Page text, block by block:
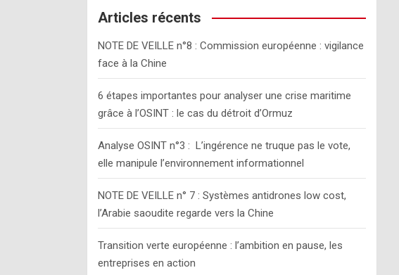
c
Articles récents
NOTE DE VEILLE n°8 : Commission européenne : vigilance
face à la Chine
6 étapes importantes pour analyser une crise maritime
grâce à l’OSINT : le cas du détroit d’Ormuz
Analyse OSINT n°3 : L’ingérence ne truque pas le vote,
elle manipule l’environnement informationnel
NOTE DE VEILLE n° 7 : Systèmes antidrones low cost,
l’Arabie saoudite regarde vers la Chine
Transition verte européenne : l’ambition en pause, les
entreprises en action